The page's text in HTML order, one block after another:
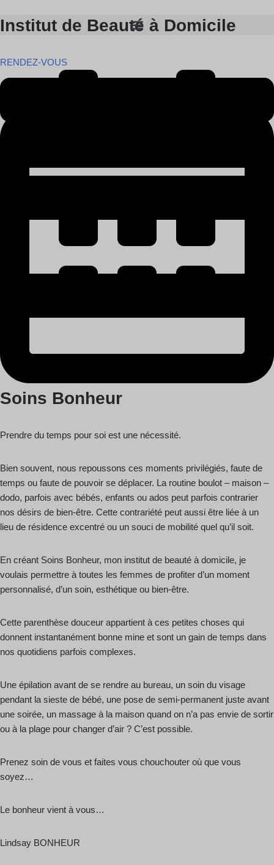
Skip
content
Institut de Beauté à Domicile
RENDEZ-VOUS
Soins Bonheur
Prendre du temps pour soi est une nécessité.
Bien souvent, nous repoussons ces moments privilégiés, faute de
temps ou faute de pouvoir se déplacer. La routine boulot – maison –
dodo, parfois avec bébés, enfants ou ados peut parfois contrarier
nos désirs de bien-être. Cette contrariété peut aussi être liée à un
lieu de résidence excentré ou un souci de mobilité quel qu’il soit.
En créant Soins Bonheur, mon institut de beauté à domicile, je
voulais permettre à toutes les femmes de profiter d’un moment
personnalisé, d’un soin, esthétique ou bien-être.
Cette parenthèse douceur appartient à ces petites choses qui
donnent instantanément bonne mine et sont un gain de temps dans
nos quotidiens parfois complexes.
Une épilation avant de se rendre au bureau, un soin du visage
pendant la sieste de bébé, une pose de semi-permanent juste avant
une soirée, un massage à la maison quand on n’a pas envie de sortir
ou à la plage pour changer d’air ? C’est possible.
Prenez soin de vous et faites vous chouchouter où que vous
soyez…
Le bonheur vient à vous…
Lindsay BONHEUR